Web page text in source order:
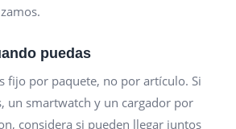
puedas
fijo por paquete, no por artículo. Si
un smartwatch y un cargador por
considera si pueden llegar juntos